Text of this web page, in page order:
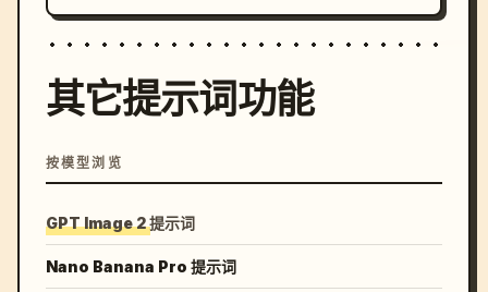
其它提示词功能
按模型浏览
GPT Image 2 提示词
Nano Banana Pro 提示词